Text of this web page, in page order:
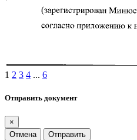
1 2 3 4 ... 6
Отправить документ
×
Отмена
Отправить